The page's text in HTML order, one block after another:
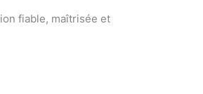
fiable, maîtrisée et